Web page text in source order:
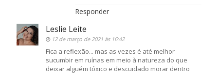
Responder
Leslie Leite
12 de março de 2021 às 16:42
Fica a reflexão... mas as vezes é até melhor
sucumbir em ruínas em meio à natureza do que
deixar alguém tóxico e descuidado morar dentro